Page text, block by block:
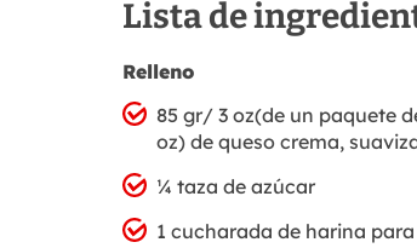
Lista de
Relleno
85 gr/ 3 oz(de un paquete
oz) de queso crema,
¼ taza de azúcar
1 cucharada de harina